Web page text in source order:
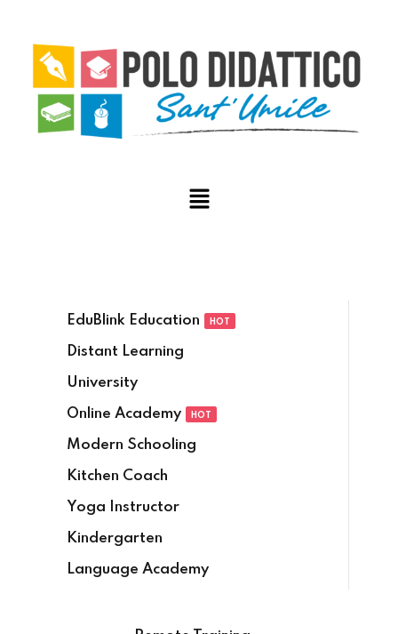
EduBlink Education HOT
Distant Learning
University
Online Academy HOT
Modern Schooling
Kitchen Coach
Yoga Instructor
Kindergarten
Language Academy